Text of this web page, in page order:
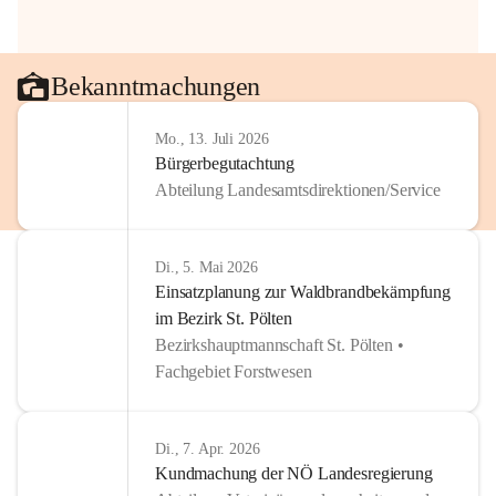
Bekanntmachungen
Mo., 13. Juli 2026
Bürgerbegutachtung
Abteilung Landesamtsdirektionen/Service
Di., 5. Mai 2026
Einsatzplanung zur Waldbrandbekämpfung
im Bezirk St. Pölten
Bezirkshauptmannschaft St. Pölten •
Fachgebiet Forstwesen
Di., 7. Apr. 2026
Kundmachung der NÖ Landesregierung